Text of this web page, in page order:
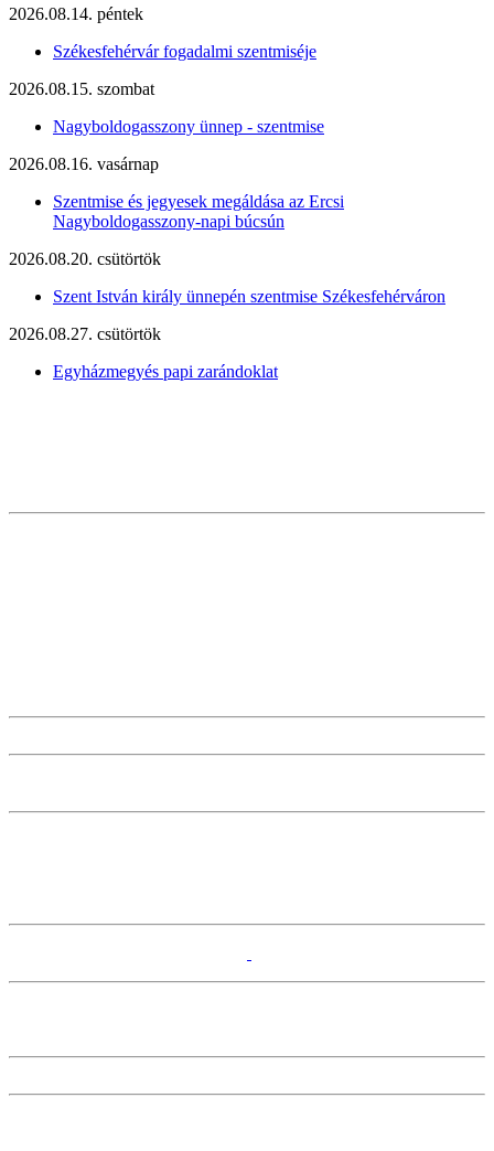
2026.08.14. péntek
Székesfehérvár fogadalmi szentmiséje
2026.08.15. szombat
Nagyboldogasszony ünnep - szentmise
2026.08.16. vasárnap
Szentmise és jegyesek megáldása az Ercsi
Nagyboldogasszony-napi búcsún
2026.08.20. csütörtök
Szent István király ünnepén szentmise Székesfehérváron
2026.08.27. csütörtök
Egyházmegyés papi zarándoklat